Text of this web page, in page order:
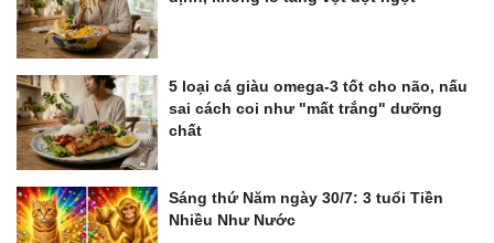
5 loại cá giàu omega-3 tốt cho não, nấu
sai cách coi như "mất trắng" dưỡng
chất
Sáng thứ Năm ngày 30/7: 3 tuổi Tiền
Nhiều Như Nước